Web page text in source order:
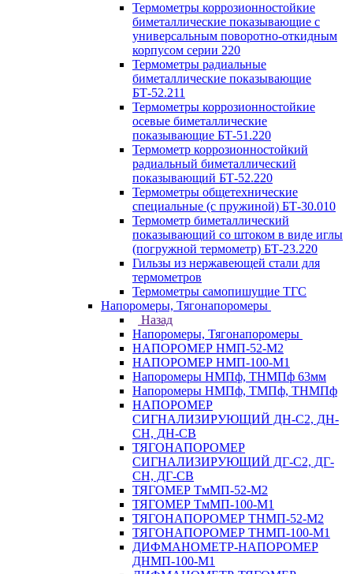
Термометры коррозионностойкие
биметаллические показывающие с
универсальным поворотно-откидным
корпусом серии 220
Термометры радиальные
биметаллические показывающие
БТ-52.211
Термометры коррозионностойкие
осевые биметаллические
показывающие БТ-51.220
Термометр коррозионностойкий
радиальный биметаллический
показывающий БТ-52.220
Термометры общетехнические
специальные (с пружиной) БТ-30.010
Термометр биметаллический
показывающий со штоком в виде иглы
(погружной термометр) БТ-23.220
Гильзы из нержавеющей стали для
термометров
Термометры самопишущие ТГС
Напоромеры, Тягонапоромеры
Назад
Напоромеры, Тягонапоромеры
НАПОРОМЕР НМП-52-М2
НАПОРОМЕР НМП-100-М1
Напоромеры НМПф, ТНМПф 63мм
Напоромеры НМПф, ТМПф, ТНМПф
НАПОРОМЕР
СИГНАЛИЗИРУЮЩИЙ ДН-С2, ДН-
СН, ДН-СВ
ТЯГОНАПОРОМЕР
СИГНАЛИЗИРУЮЩИЙ ДГ-С2, ДГ-
СН, ДГ-СВ
ТЯГОМЕР ТмМП-52-М2
ТЯГОМЕР ТмМП-100-М1
ТЯГОНАПОРОМЕР ТНМП-52-М2
ТЯГОНАПОРОМЕР ТНМП-100-М1
ДИФМАНОМЕТР-НАПОРОМЕР
ДНМП-100-М1